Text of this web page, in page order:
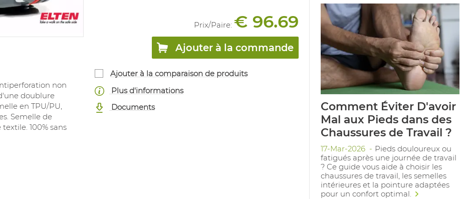
non
doublure
en TPU/PU,
Semelle de
100% sans
Prix/Paire: € 96.69
Ajouter à la commande
Ajouter à la comparaison de produits
Plus d'informations
Documents
Comment Éviter D'avoir
Mal aux Pieds dans des
Chaussures de Travail ?
17-Mar-2026
Pieds douloureux ou
fatigués après une journée de travail
? Ce guide vous aide à choisir les
chaussures de travail, les semelles
intérieures et la pointure adaptées
pour un confort optimal.